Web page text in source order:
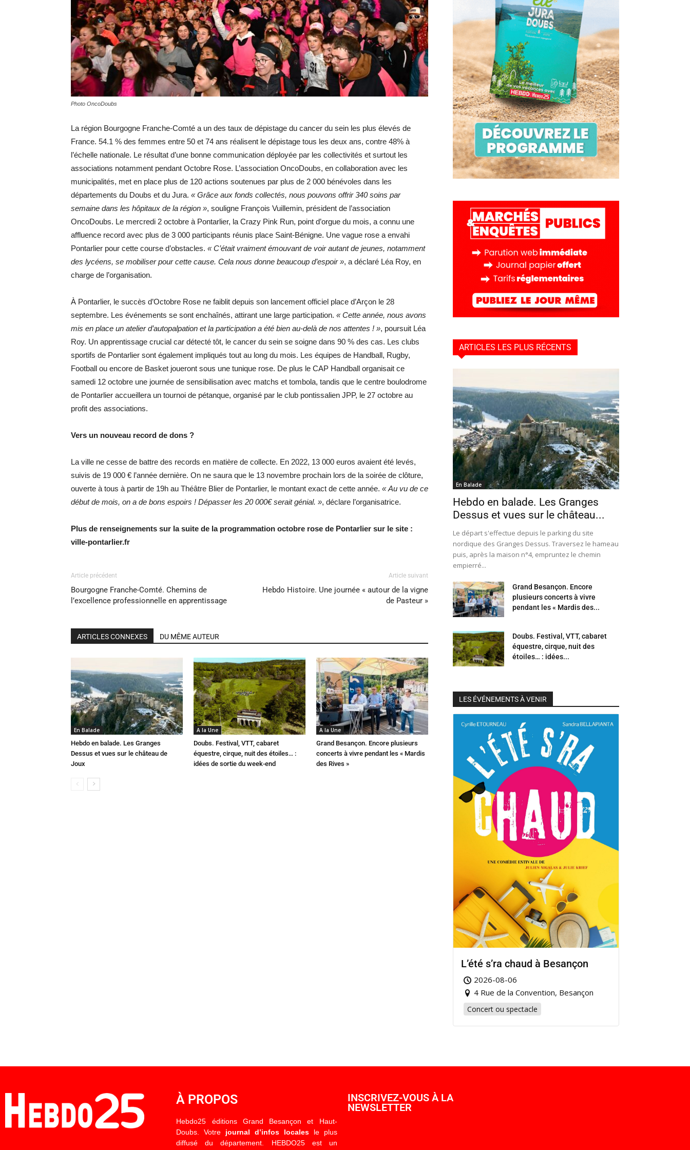
Hebdo25
Photo OncoDoubs
La région Bourgogne Franche-Comté a un des taux de dépistage du cancer du sein les plus élevés de
France. 54.1 % des femmes entre 50 et 74 ans réalisent le dépistage tous les deux ans, contre 48% à
l’échelle nationale. Le résultat d’une bonne communication déployée par les collectivités et surtout les
associations notamment pendant Octobre Rose. L’association OncoDoubs, en collaboration avec les
municipalités, met en place plus de 120 actions soutenues par plus de 2 000 bénévoles dans les
départements du Doubs et du Jura. « Grâce aux fonds collectés, nous pouvons offrir 340 soins par
semaine dans les hôpitaux de la région », souligne François Vuillemin, président de l’association
OncoDoubs. Le mercredi 2 octobre à Pontarlier, la Crazy Pink Run, point d’orgue du mois, a connu une
affluence record avec plus de 3 000 participants réunis place Saint-Bénigne. Une vague rose a envahi
Pontarlier pour cette course d’obstacles. « C’était vraiment émouvant de voir autant de jeunes, notamment
des lycéens, se mobiliser pour cette cause. Cela nous donne beaucoup d’espoir », a déclaré Léa Roy, en
charge de l’organisation.
À Pontarlier, le succès d’Octobre Rose ne faiblit depuis son lancement officiel place d’Arçon le 28
septembre. Les événements se sont enchaînés, attirant une large participation. « Cette année, nous avons
mis en place un atelier d’autopalpation et la participation a été bien au-delà de nos attentes ! », poursuit Léa
Roy. Un apprentissage crucial car détecté tôt, le cancer du sein se soigne dans 90 % des cas. Les clubs
sportifs de Pontarlier sont également impliqués tout au long du mois. Les équipes de Handball, Rugby,
Football ou encore de Basket joueront sous une tunique rose. De plus le CAP Handball organisait ce
samedi 12 octobre une journée de sensibilisation avec matchs et tombola, tandis que le centre boulodrome
de Pontarlier accueillera un tournoi de pétanque, organisé par le club pontissalien JPP, le 27 octobre au
profit des associations.
Vers un nouveau record de dons ?
La ville ne cesse de battre des records en matière de collecte. En 2022, 13 000 euros avaient été levés,
suivis de 19 000 € l’année dernière. On ne saura que le 13 novembre prochain lors de la soirée de clôture,
ouverte à tous à partir de 19h au Théâtre Blier de Pontarlier, le montant exact de cette année. « Au vu de ce
début de mois, on a de bons espoirs ! Dépasser les 20 000€ serait génial. », déclare l’organisatrice.
Plus de renseignements sur la suite de la programmation octobre rose de Pontarlier sur le site :
ville-pontarlier.fr
Article précédent
Bourgogne Franche-Comté. Chemins de
l’excellence professionnelle en apprentissage
Article suivant
Hebdo Histoire. Une journée « autour de la vigne
de Pasteur »
ARTICLES CONNEXES DU MÊME AUTEUR
En Balade
Hebdo en balade. Les Granges
Dessus et vues sur le château de
Joux
A la Une
Doubs. Festival, VTT, cabaret
équestre, cirque, nuit des étoiles… :
idées de sortie du week-end
A la Une
Grand Besançon. Encore plusieurs
concerts à vivre pendant les « Mardis
des Rives »
ARTICLES LES PLUS RÉCENTS
En Balade
Hebdo en balade. Les Granges
Dessus et vues sur le château...
Le départ s'effectue depuis le parking du site
nordique des Granges Dessus. Traversez le hameau
puis, après la maison n°4, empruntez le chemin
empierré...
Grand Besançon. Encore
plusieurs concerts à vivre
pendant les « Mardis des...
Doubs. Festival, VTT, cabaret
équestre, cirque, nuit des
étoiles… : idées...
LES ÉVÉNEMENTS À VENIR
L’été s’ra chaud à Besançon
2026-08-06
4 Rue de la Convention, Besançon
Concert ou spectacle
À PROPOS
Hebdo25 éditions Grand Besançon et Haut-
Doubs. Votre journal d’infos localesle plus
diffusé du département. HEBDO25 est un
INSCRIVEZ-VOUS À LA
NEWSLETTER